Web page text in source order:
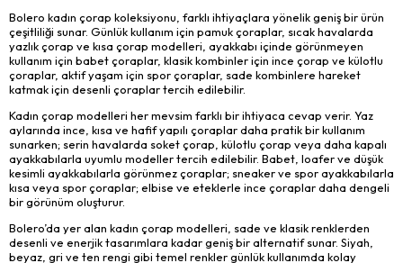
Bolero kadın çorap koleksiyonu, farklı ihtiyaçlara yönelik geniş bir ürün
çeşitliliği sunar. Günlük kullanım için pamuk çoraplar, sıcak havalarda
yazlık çorap ve kısa çorap modelleri, ayakkabı içinde görünmeyen
kullanım için babet çoraplar, klasik kombinler için ince çorap ve külotlu
çoraplar, aktif yaşam için spor çoraplar, sade kombinlere hareket
katmak için desenli çoraplar tercih edilebilir.
Kadın çorap modelleri her mevsim farklı bir ihtiyaca cevap verir. Yaz
aylarında ince, kısa ve hafif yapılı çoraplar daha pratik bir kullanım
sunarken; serin havalarda soket çorap, külotlu çorap veya daha kapalı
ayakkabılarla uyumlu modeller tercih edilebilir. Babet, loafer ve düşük
kesimli ayakkabılarla görünmez çoraplar; sneaker ve spor ayakkabılarla
kısa veya spor çoraplar; elbise ve eteklerle ince çoraplar daha dengeli
bir görünüm oluşturur.
Bolero’da yer alan kadın çorap modelleri, sade ve klasik renklerden
desenli ve enerjik tasarımlara kadar geniş bir alternatif sunar. Siyah,
beyaz, gri ve ten rengi gibi temel renkler günlük kullanımda kolay